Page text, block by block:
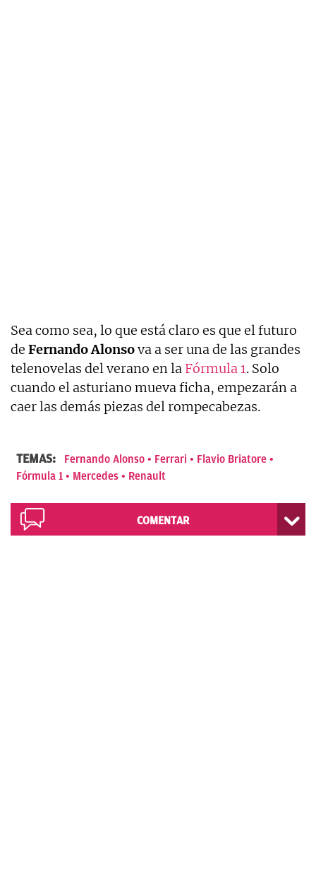
Sea como sea, lo que está claro es que el futuro
de Fernando Alonsova a ser una de las grandes
telenovelas del verano en laFórmula 1. Solo
cuando el asturiano mueva ficha, empezarán a
caer las demás piezas del rompecabezas.
TEMAS: Fernando Alonso Ferrari
Flavio Briatore
Fórmula 1
Mercedes Renault
COMENTAR